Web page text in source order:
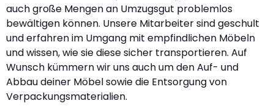
auch große Mengen an Umzugsgut problemlos
bewältigen können. Unsere Mitarbeiter sind geschult
und erfahren im Umgang mit empfindlichen Möbeln
und wissen, wie sie diese sicher transportieren. Auf
Wunsch kümmern wir uns auch um den Auf- und
Abbau deiner Möbel sowie die Entsorgung von
Verpackungsmaterialien.